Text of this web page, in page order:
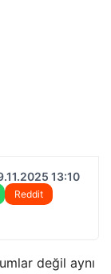
13:10
Reddit
değil aynı